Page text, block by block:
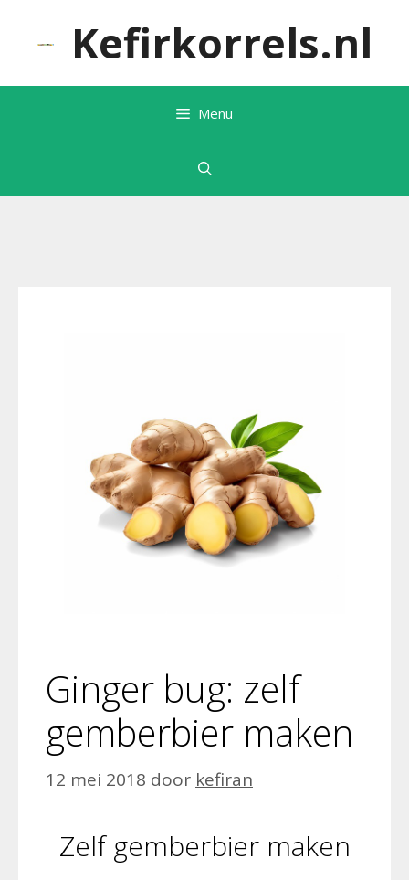
inhoud
Kefirkorrels.nl
Menu
Ginger bug: zelf
gemberbier maken
12 mei 2018 door kefiran
Zelf gemberbier maken